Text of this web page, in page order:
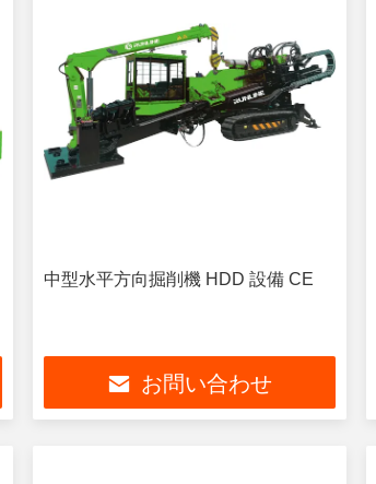
中型水平方向掘削機 HDD 設備 CE
お問い合わせ